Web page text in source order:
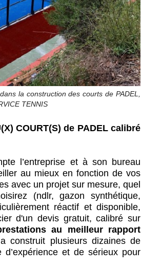
la construction des courts de PADEL,
TENNIS
COURT(S) de PADEL calibré
l’entreprise et à son bureau
au mieux en fonction de vos
avec un projet sur mesure, quel
(ndlr, gazon synthétique,
réactif et disponible,
d'un devis gratuit, calibré sur
au meilleur rapport
a construit plusieurs dizaines de
et de sérieux pour